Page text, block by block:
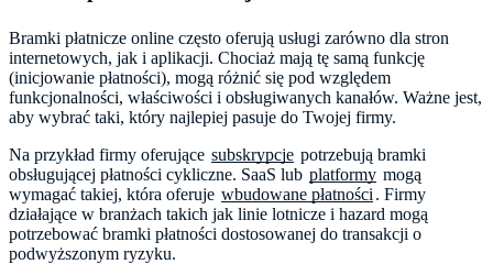
Bramki płatnicze online często oferują usługi zarówno dla stron
internetowych, jak i aplikacji. Chociaż mają tę samą funkcję
(inicjowanie płatności), mogą różnić się pod względem
funkcjonalności, właściwości i obsługiwanych kanałów. Ważne jest,
aby wybrać taki, który najlepiej pasuje do Twojej firmy.
Na przykład firmy oferujące subskrypcje potrzebują bramki
obsługującej płatności cykliczne. SaaS lub platformy mogą
wymagać takiej, która oferuje wbudowane płatności . Firmy
działające w branżach takich jak linie lotnicze i hazard mogą
potrzebować bramki płatności dostosowanej do transakcji o
podwyższonym ryzyku.